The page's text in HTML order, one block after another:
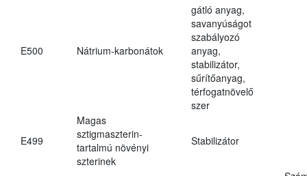
E500 Nátrium-karbonátok
gátló anyag,
savanyúságot
szabályozó
anyag,
stabilizátor,
sűrítőanyag,
térfogatnövelő
szer
E499
Magas
sztigmaszterin-
tartalmú növényi
szterinek
Stabilizátor